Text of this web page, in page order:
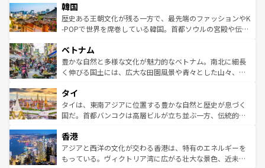
ワイを、存分に味わってほしい。 なお、新着のハワイ情報
はコンテンツ一覧を参照してほしい。
いる。アクティビティも充実しており、サーフィンやダイ
ビング、ハイキングなど、アウトドア好きにはたまらな
い。オーストラリアの多彩な魅力を存分に味わいつくそ
参照してほしい。
ン）、静ひつな山岳地帯である台湾東部など、都市の喧騒
と山間の静けさが共存しており、訪れる人に新しい発見と
驚きをもたらしてくれる。また、奥深い台湾の食文化も魅
容にもいいと評判のスイーツなど、バラエティ豊かな料理
が味わえる。 なお、新着の台湾情報は コンテンツ一覧を参
照してほしい。
韓国
歴史ある王朝文化が残る一方で、最先端のファッションやK
-POPで世界を席巻している韓国。首都ソウルの宮殿や伝統
き、地方に足を延ばせば四季折々の自然美を楽しむことが
できる。そして、キムチや焼肉、絶品のストリートフード
まで、さまざまな韓国料理が待っている。夜には、韓国な
リティに包まれながら、韓国の多彩な魅力を心ゆくまで味
わってみてほしい。 なお、新着の韓国情報はコンテンツ一
覧を参照してほしい。
ベトナム
豊かな自然と多様な文化が魅力的なベトナム。南北に細長
く伸びる国土には、広大な田園風景や青々とした山々、世
急速な発展と共に伝統が息づく。ハノイの古い町並みやホ
ーチミン市のフランス統治時代の建物も、独特の雰囲気を
醸し出している。また、バラエティの豊かさとおいしさで
とつ。フォーやバインミー、ベトナムコーヒーなどは、ぜ
ひ現地で味わいたい。どの地域を訪れてもあたたかい人々
が旅行者を迎えてくれるので、きっと忘れられない旅にな
タイ
タイは、東南アジアに位置する豊かな自然と歴史が息づく
国だ。首都バンコクは高層ビルが立ち並ぶ一方、伝統的な
の活気が交差している。北部ではチェンマイなどの山岳地
帯で自然と触れ合い、南部ではプーケットやクラビの美し
いビーチでリゾート気分を楽しむことができる。タイ料理
香港
アジアと西洋の文化が交わる香港は、特有のエネルギーを
もっている。ヴィクトリア湾に広がる壮大な景色、近未来